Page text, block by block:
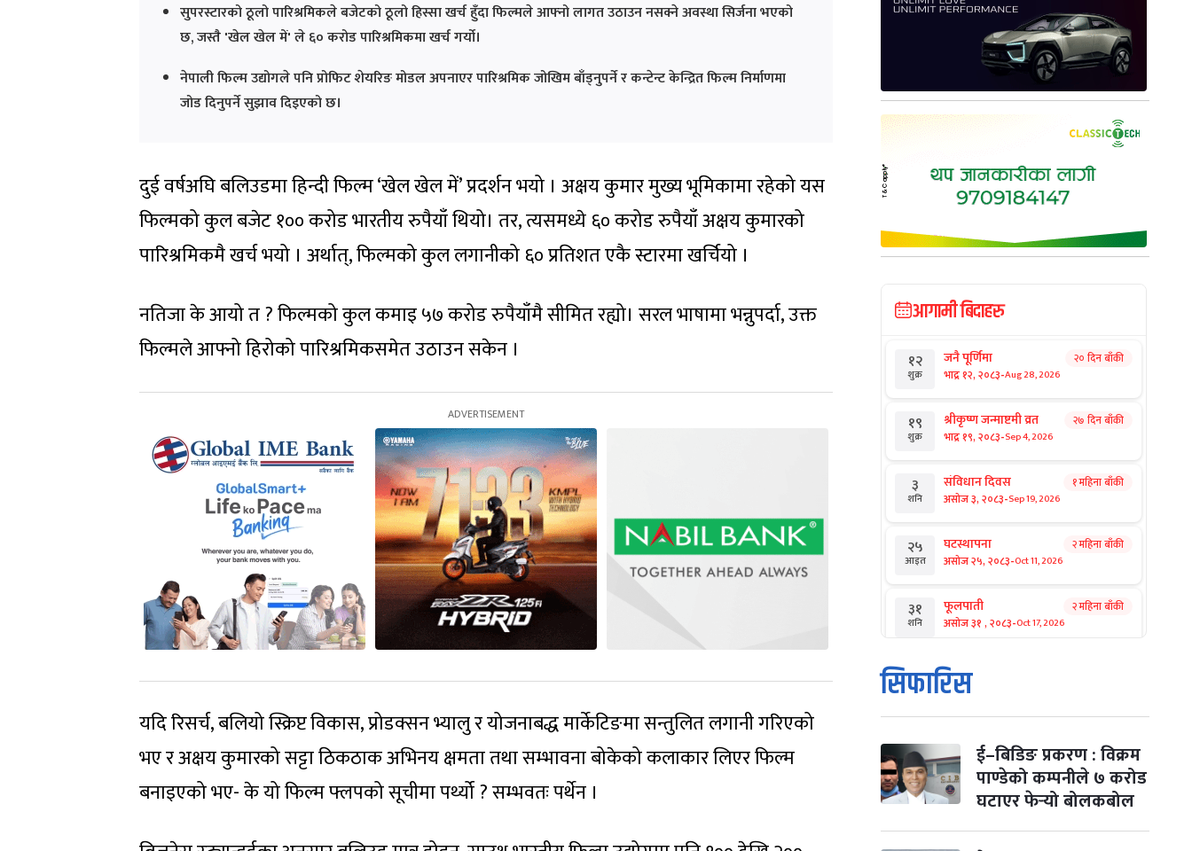
सुपरस्टारको ठूलो पारिश्रमिकले बजेटको ठूलो हिस्सा खर्च हुँदा फिल्मले आफ्नो लागत उठाउन नसक्ने अवस्था सिर्जना भएको
छ, जस्तै 'खेल खेल में' ले ६० करोड पारिश्रमिकमा खर्च गर्यो।
नेपाली फिल्म उद्योगले पनि प्रोफिट शेयरिङ मोडल अपनाएर पारिश्रमिक जोखिम बाँड्नुपर्ने र कन्टेन्ट केन्द्रित फिल्म निर्माणमा
जोड दिनुपर्ने सुझाव दिइएको छ।
दुई वर्षअघि बलिउडमा हिन्दी फिल्म ‘खेल खेल में’ प्रदर्शन भयो । अक्षय कुमार मुख्य भूमिकामा रहेको यस
फिल्मको कुल बजेट १०० करोड भारतीय रुपैयाँ थियो। तर, त्यसमध्ये ६० करोड रुपैयाँ अक्षय कुमारको
पारिश्रमिकमै खर्च भयो । अर्थात्, फिल्मको कुल लगानीको ६० प्रतिशत एकै स्टारमा खर्चियो ।
नतिजा के आयो त ? फिल्मको कुल कमाइ ५७ करोड रुपैयाँमै सीमित रह्यो। सरल भाषामा भन्नुपर्दा, उक्त
फिल्मले आफ्नो हिरोको पारिश्रमिकसमेत उठाउन सकेन ।
यदि रिसर्च, बलियो स्क्रिप्ट विकास, प्रोडक्सन भ्यालु र योजनाबद्ध मार्केटिङमा सन्तुलित लगानी गरिएको
भए र अक्षय कुमारको सट्टा ठिकठाक अभिनय क्षमता तथा सम्भावना बोकेको कलाकार लिएर फिल्म
बनाइएको भए- के यो फिल्म फ्लपको सूचीमा पर्थ्यो ? सम्भवतः पर्थेन ।
आगामी बिदाहरु
१२
शुक्र
जनै पूर्णिमा
भाद्र १२, २०८३-Aug 28, 2026
२० दिन बाँकी
१९
शुक्र
श्रीकृष्ण जन्माष्टमी व्रत
भाद्र १९, २०८३-Sep 4, 2026
२७ दिन बाँकी
३
शनि
संविधान दिवस
असोज ३, २०८३-Sep 19, 2026
१ महिना बाँकी
२५
आइत
घटस्थापना
असोज २५, २०८३-Oct 11, 2026
२ महिना बाँकी
३१
शनि
फूलपाती
असोज ३१ , २०८३-Oct 17, 2026
२ महिना बाँकी
१
आइत
कार्तिक सङ्क्रान्ति
कार्तिक १, २०८३
मंगल कार्तिक ३, २०८३-Oct 20, 2026
४ विजयादशमी
कार्तिक ४, २०८३-Oct 21, 2026
२ महिना बाँकी
सिफारिस
ई–बिडिङ प्रकरण : विक्रम
पाण्डेको कम्पनीले ७ करोड
घटाएर फेर्‍यो बोलकबोल